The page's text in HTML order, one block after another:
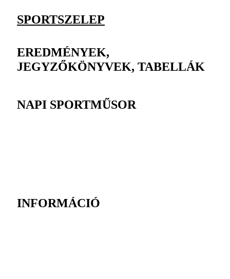
SPORTSZELEP
EREDMÉNYEK,
JEGYZŐKÖNYVEK, TABELLÁK
NAPI SPORTMŰSOR
INFORMÁCIÓ